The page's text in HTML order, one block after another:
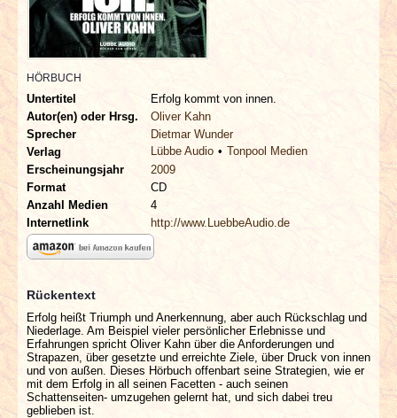
INTERVIEWS
SPECIALS
REDAKTION
LINKS
ARCHIV
HÖRBUCH
Untertitel
Erfolg kommt von innen.
Autor(en) oder Hrsg.
Oliver Kahn
Sprecher
Dietmar Wunder
Verlag
Lübbe Audio
Tonpool Medien
Erscheinungsjahr
2009
Format
CD
Anzahl Medien
4
Internetlink
http://www.LuebbeAudio.de
Rückentext
Erfolg heißt Triumph und Anerkennung, aber auch Rückschlag und
Niederlage. Am Beispiel vieler persönlicher Erlebnisse und
Erfahrungen spricht Oliver Kahn über die Anforderungen und
Strapazen, über gesetzte und erreichte Ziele, über Druck von innen
und von außen. Dieses Hörbuch offenbart seine Strategien, wie er
mit dem Erfolg in all seinen Facetten - auch seinen
Schattenseiten- umzugehen gelernt hat, und sich dabei treu
geblieben ist.